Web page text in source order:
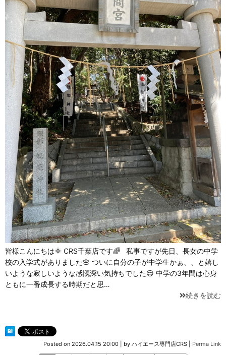
皆様こんにちは🌞 CRS千葉店です🌈 私事ですが先日、長女の中学
校の入学式がありました🌸 ついに自分の子が中学生かぁ、、と嬉し
いような寂しいような感慨深い気持ちでした😌 中学の3年間は心身
ともに一番成長する時期だと思…
続きを読む
Posted on 2026.04.15 20:00 by ハイエース専門店CRS Perma Link